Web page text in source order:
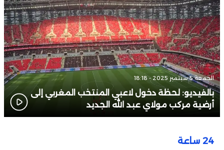
الجمعة 5 سبتمبر 2025 - 18:18
بالفيديو: لحظة دخول لاعبي المنتخب المغربي إلى
أرضية مركب مولاي عبد الله الجديد
24 ساعة